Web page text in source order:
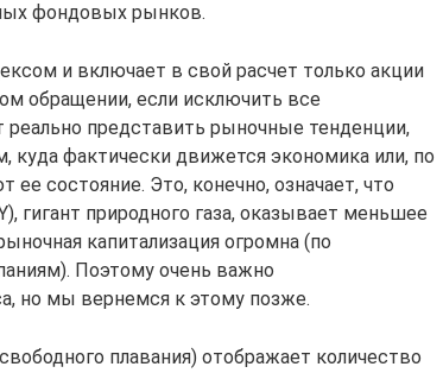
фондовых рынков.
и включает в свой расчет только акции
обращении, если исключить все
реально представить рыночные тенденции,
куда фактически движется экономика или, по
состояние. Это, конечно, означает, что
гигант природного газа, оказывает меньшее
капитализация огромна (по
Поэтому очень важно
но мы вернемся к этому позже.
плавания) отображает количество